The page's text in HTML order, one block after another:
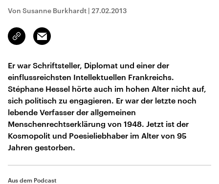
Von Susanne Burkhardt | 27.02.2013
Link
kopieren/teilen
Email
Er war Schriftsteller, Diplomat und einer der
einflussreichsten Intellektuellen Frankreichs.
Stéphane Hessel hörte auch im hohen Alter nicht auf,
sich politisch zu engagieren. Er war der letzte noch
lebende Verfasser der allgemeinen
Menschenrechtserklärung von 1948. Jetzt ist der
Kosmopolit und Poesieliebhaber im Alter von 95
Jahren gestorben.
Aus dem Podcast